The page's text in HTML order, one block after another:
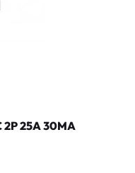
2P 25A 30MA